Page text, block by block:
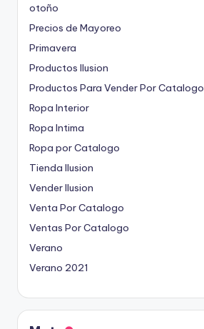
otoño
Precios de Mayoreo
Primavera
Productos Ilusion
Productos Para Vender Por Catalogo
Ropa Interior
Ropa Intima
Ropa por Catalogo
Tienda Ilusion
Vender Ilusion
Venta Por Catalogo
Ventas Por Catalogo
Verano
Verano 2021